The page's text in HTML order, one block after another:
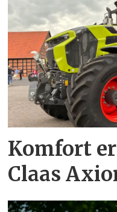
Komfort
Claas